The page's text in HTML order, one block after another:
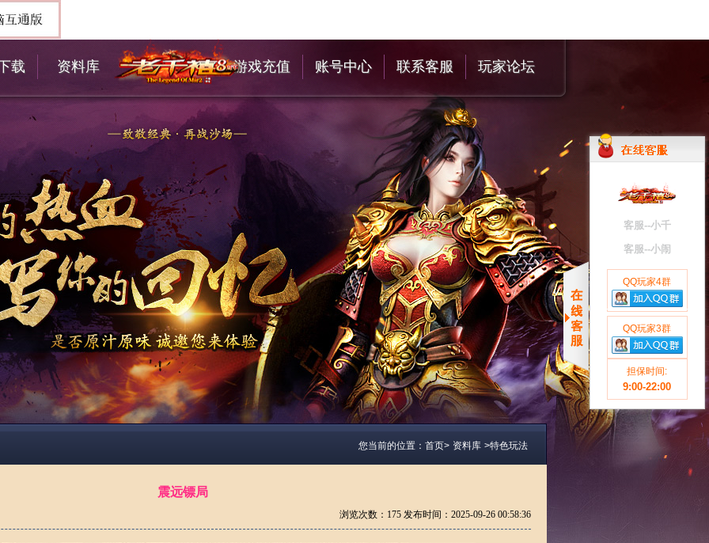
客服--小千
客服--小闹
QQ玩家4群
QQ玩家3群
担保时间:
9:00-22:00
载 资料库 游戏充值 账号中心 联系客服 玩家论坛
您当前的位置： 首页> 资料库 >特色玩法
震远镖局
浏览次数： 175 发布时间：2025-09-26 00:58:36